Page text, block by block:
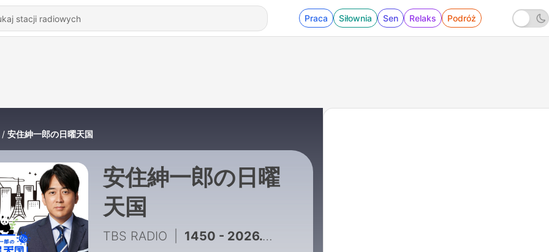
Praca Siłownia Sen Relaks Podróż
安住紳一郎の日曜天国
安住紳一郎の日曜
天国
TBS RADIO 1450 - 2026.8.2「『ねこずみ・うささわ』販売開始！」